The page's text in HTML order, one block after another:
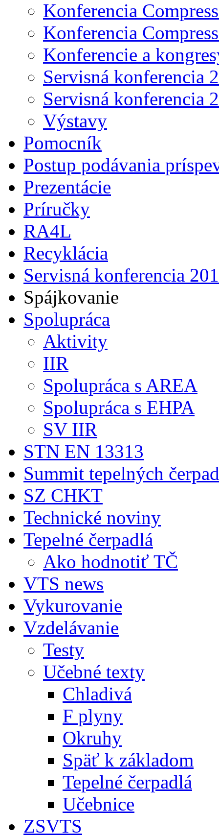
Konferencia
Konferencia
Konferencie a
Servisná konferencia
Servisná konferencia
Výstavy
Pomocník
Postup podávania
Prezentácie
Príručky
RA4L
Recyklácia
Servisná konferencia
Spájkovanie
Spolupráca
Aktivity
IIR
Spolupráca s AREA
Spolupráca s EHPA
SV IIR
STN EN 13313
Summit tepelných
SZ CHKT
Technické noviny
Tepelné čerpadlá
Ako hodnotiť TČ
VTS news
Vykurovanie
Vzdelávanie
Testy
Učebné texty
Chladivá
F plyny
Okruhy
Späť k základom
Tepelné čerpadlá
Učebnice
ZSVTS